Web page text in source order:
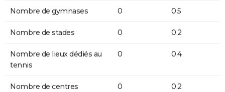
Nombre de gymnases 0 0,5
Nombre de stades 0 0,2
Nombre de lieux dédiés au
tennis
0 0,4
Nombre de centres
0 0,2